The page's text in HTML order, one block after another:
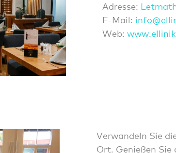
Adresse:
E-Mail: info@
Web:
Verwandeln Sie
Ort. Genießen